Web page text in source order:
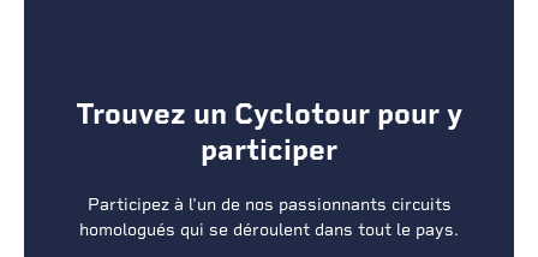
Trouvez un Cyclotour pour y
participer
Participez à l'un de nos passionnants circuits
homologués qui se déroulent dans tout le pays.
participer